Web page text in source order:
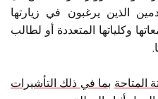
الذين يرغبون في زيارتها
وكلياتها المتعددة أو لطالب
المتاحة بما في ذلك التأشيرات